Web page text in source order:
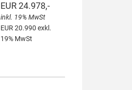
EUR 24.978,-
inkl. 19% MwSt
EUR 20.990 exkl.
19% MwSt